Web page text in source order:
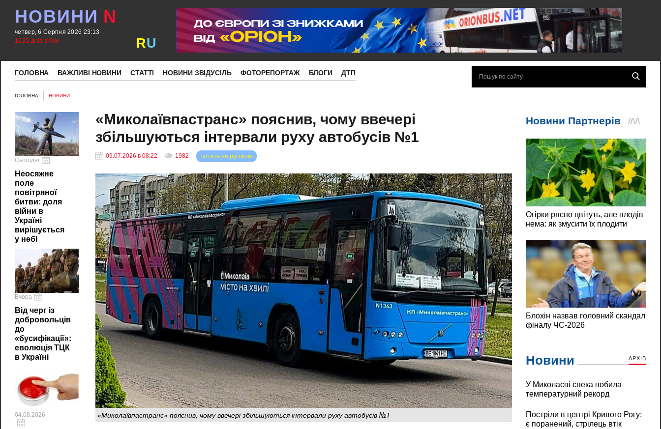
НОВИНИ N
четвер, 6 Серпня 2026 23:13
1625 днів війни
RU
ГОЛОВНА ВАЖЛИВІ НОВИНИ СТАТТІ НОВИНИ ЗВІДУСІЛЬ ФОТОРЕПОРТАЖ БЛОГИ ДТП
ГОЛОВНА НОВИНИ
Сьогодні
Неосяжне
поле
повітряної
битви: доля
війни в
Україні
вирішується
у небі
Вчора
Від черг із
добровольців
до
«бусифікації»:
еволюція ТЦК
в Україні
04.08.2026
«Миколаївпастранс» пояснив, чому ввечері
збільшуються інтервали руху автобусів №1
09.07.2026 в 08:22 1982 читать на русском
«Миколаївпастранс» пояснив, чому ввечері збільшуються інтервали руху автобусів №1
Новини АРХІВ
У Миколаєві спека побила
температурний рекорд
Постріли в центрі Кривого Рогу:
є поранений, стрілець втік